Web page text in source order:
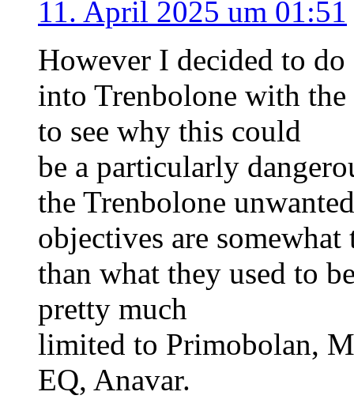
11. April 2025 um 01:51
However I decided to
into Trenbolone with
to see why this could
be a particularly
the Trenbolone
objectives are
than what they used to
pretty much
limited to Primobolan,
EQ, Anavar.